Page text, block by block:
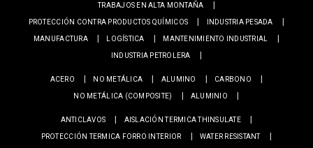
TRABAJOS EN ALTA MONTAÑA
PROTECCIÓN CONTRA PRODUCTOS QUÍMICOS
INDUSTRIA PESADA
MANUFACTURA
LOGÍSTICA
MANTENIMIENTO INDUSTRIAL
INDUSTRIA PETROLERA
ACERO NO METÁLICA ALUMINO
CARBONO
NO METÁLICA (COMPOSITE)
ALUMINIO
ANTICLAVOS
AISLACIÓN TERMICA THINSULATE
PROTECCIÓN TERMICA FORRO INTERIOR
WATER RESISTANT